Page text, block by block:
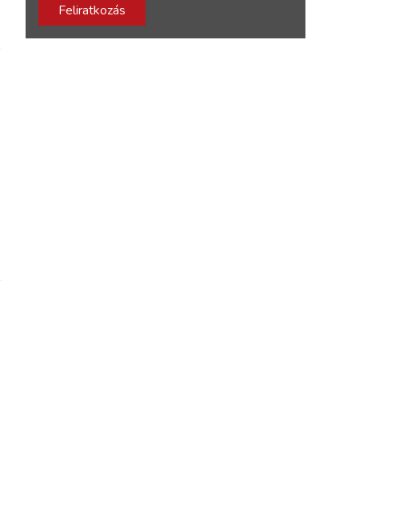
Feliratkozás